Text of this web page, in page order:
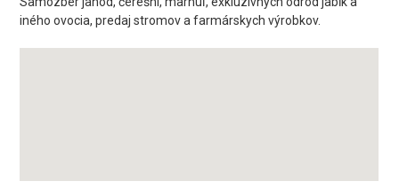
iného ovocia, predaj stromov a farmárskych výrobkov.